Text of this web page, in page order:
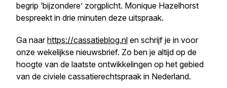
begrip ‘bijzondere’ zorgplicht. Monique Hazelhorst
bespreekt in drie minuten deze uitspraak.
Ga naarhttps://cassatieblog.nl en schrijf je in voor
onze wekelijkse nieuwsbrief. Zo ben je altijd op de
hoogte van de laatste ontwikkelingen op het gebied
van de civiele cassatierechtspraak in Nederland.